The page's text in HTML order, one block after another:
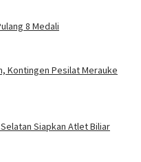
8 Medali
Kontingen Pesilat Merauke
Siapkan Atlet Biliar